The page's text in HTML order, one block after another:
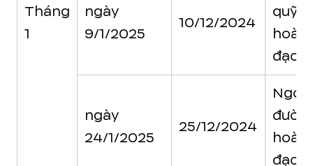
Tháng
1
ngày
9/1/2025
10/12/2024
quỹ
đạo
ngày
24/1/2025
25/12/2024
Ngọc
đạo